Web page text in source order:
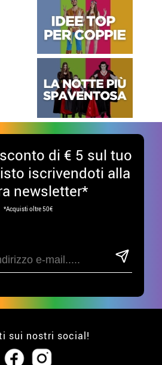
di € 5 sul tuo
iscrivendoti alla
newsletter*
*Acquisti oltre 50€
sui nostri social!